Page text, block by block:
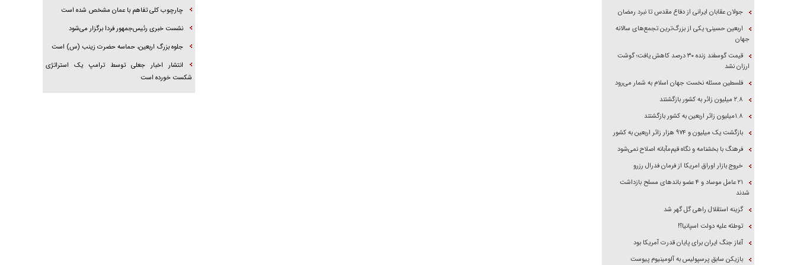
جولان عقابان ایرانی از دفاع مقدس تا نبرد رمضان
اربعین حسینی؛ یکی از بزرگ‌ترین تجمع‌های سالانه
جهان
قیمت گوسفند زنده ۳۰ درصد کاهش یافت؛ گوشت
ارزان نشد
فلسطین مسئله نخست جهان اسلام به شمار می‌رود
۲.۸ میلیون زائر به کشور بازگشتند
۱.۸میلیون زائر اربعین به کشور بازگشتند
بازگشت یک میلیون و ۹۷۴ هزار زائر اربعین به کشور
فرهنگ با بخشنامه و نگاه قیم‌مآبانه اصلاح نمی‌شود
خروج بازار اوراق امریکا از فرمان فدرال رزرو
۲۱ عامل موساد و ۴ عضو باند‌های مسلح بازداشت
شدند
گزینه استقلال راهی گل گهر شد
توطئه علیه دولت اسپانیا؟!
آغاز جنگ ایران برای پایان قدرت آمریکا بود
بازیکن سابق پرسپولیس به آلومینیوم پیوست
چارچوب کلی تفاهم با عمان مشخص شده است
نشست خبری رئیس‌جمهور فردا برگزار می‌شود
جلوه بزرگ اربعین، حماسه حضرت زینب (س) است
انتشار اخبار جعلی توسط ترامپ یک استراتژی
شکست خورده است